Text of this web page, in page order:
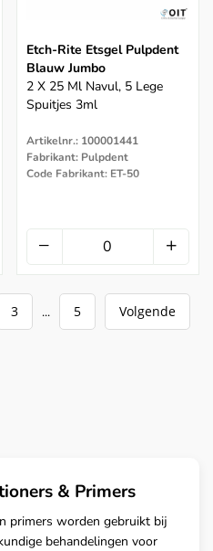
Etch-Rite Etsgel Pulpdent
Blauw Jumbo
2 X 25 Ml Navul, 5 Lege
Spuitjes 3ml
Artikelnr.: 100001441
Fabrikant: Pulpdent
Code Fabrikant: ET-50
3 ... 5 Volgende
& Primers
primers worden gebruikt bij
behandelingen voor